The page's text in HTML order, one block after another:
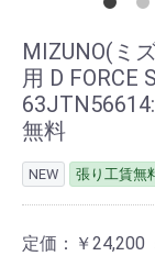
MIZUNO(ミ
用 D FORCE
無料
NEW 張り工賃無
定価： ￥24,200